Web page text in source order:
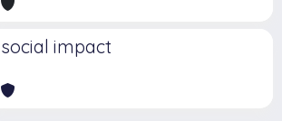
social impact